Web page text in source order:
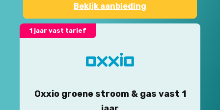
Bekijk aanbieding
1 jaar vast tarief
Oxxio groene stroom & gas vast 1